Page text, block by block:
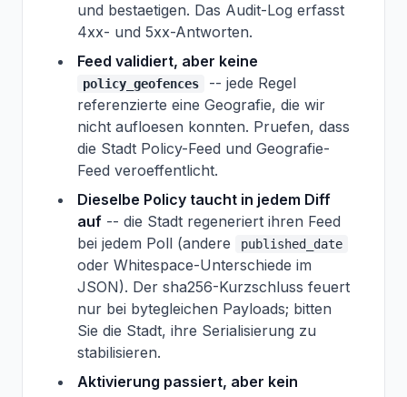
und bestaetigen. Das Audit-Log erfasst
4xx- und 5xx-Antworten.
Feed validiert, aber keine
policy_geofences
-- jede Regel
referenzierte eine Geografie, die wir
nicht aufloesen konnten. Pruefen, dass
die Stadt Policy-Feed und Geografie-
Feed veroeffentlicht.
Dieselbe Policy taucht in jedem Diff
auf -- die Stadt regeneriert ihren Feed
bei jedem Poll (andere
published_date
oder Whitespace-Unterschiede im
JSON). Der sha256-Kurzschluss feuert
nur bei bytegleichen Payloads; bitten
Sie die Stadt, ihre Serialisierung zu
stabilisieren.
Aktivierung passiert, aber kein